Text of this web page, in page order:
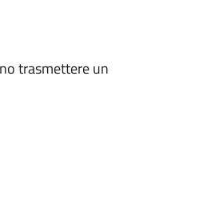
trasmettere un